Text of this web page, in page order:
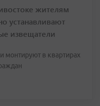
жителям
устанавливают
извещатели
в квартирах